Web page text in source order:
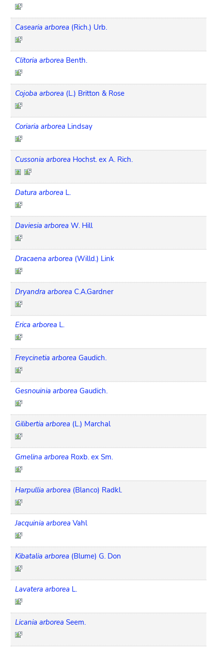
Casearia arborea (Rich.) Urb.
Clitoria arborea Benth.
Cojoba arborea (L.) Britton & Rose
Coriaria arborea Lindsay
Cussonia arborea Hochst. ex A. Rich.
Datura arborea L.
Daviesia arborea W. Hill
Dracaena arborea (Willd.) Link
Dryandra arborea C.A.Gardner
Erica arborea L.
Freycinetia arborea Gaudich.
Gesnouinia arborea Gaudich.
Gilibertia arborea (L.) Marchal
Gmelina arborea Roxb. ex Sm.
Harpullia arborea (Blanco) Radkl.
Jacquinia arborea Vahl
Kibatalia arborea (Blume) G. Don
Lavatera arborea L.
Licania arborea Seem.